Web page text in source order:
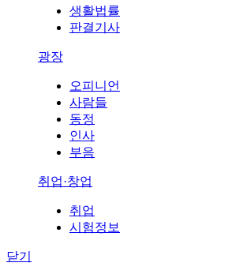
생활법률
판결기사
광장
오피니언
사람들
동정
인사
부음
취업·창업
취업
시험정보
닫기